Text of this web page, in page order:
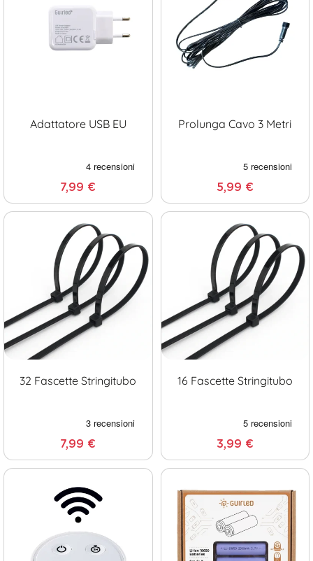
Adattatore USB EU
7,99 €
Prolunga Cavo 3 Metri
5,99 €
32 Fascette Stringitubo
7,99 €
16 Fascette Stringitubo
3,99 €